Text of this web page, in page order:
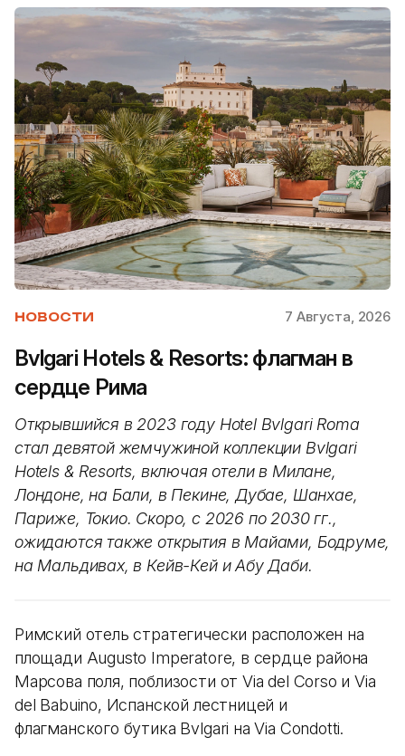
НОВОСТИ 7 Августа, 2026
Bvlgari Hotels & Resorts: флагман в
сердце Рима
Открывшийся в 2023 году Hotel Bvlgari Roma
стал девятой жемчужиной коллекции Bvlgari
Hotels & Resorts, включая отели в Милане,
Лондоне, на Бали, в Пекине, Дубае, Шанхае,
Париже, Токио. Скоро, с 2026 по 2030 гг.,
ожидаются также открытия в Майами, Бодруме,
на Мальдивах, в Кейв-Кей и Абу Даби.
Римский отель стратегически расположен на
площади Augusto Imperatore, в сердце района
Марсова поля, поблизости от Via del Corso и Via
del Babuino, Испанской лестницей и
флагманского бутика Bvlgari на Via Condotti.